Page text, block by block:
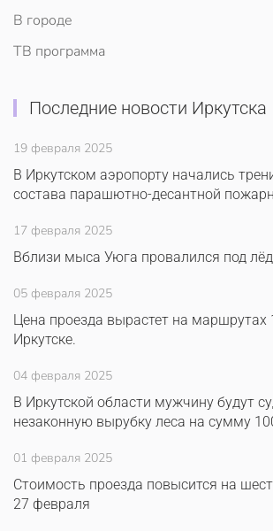
В городе
ТВ программа
Последние новости Иркутска
19 февраля 2025
В Иркутском аэропорту начались
состава парашютно-десантной
17 февраля 2025
Вблизи мыса Уюга провалился под
05 февраля 2025
Цена проезда вырастет на маршрутах
Иркутске.
04 февраля 2025
В Иркутской области мужчину будут
незаконную вырубку леса на сумму
01 февраля 2025
Стоимость проезда повысится на
27 февраля